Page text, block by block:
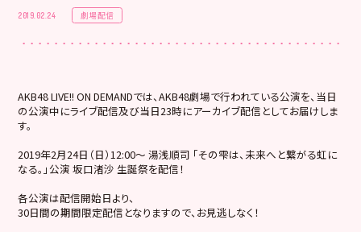
2019.02.24 劇場配信
AKB48 LIVE!! ON DEMANDでは、AKB48劇場で行われている公演を、当日
の公演中にライブ配信及び当日23時にアーカイブ配信としてお届けしま
す。
2019年2月24日（日）12:00～ 湯浅順司 「その雫は、未来へと繋がる虹に
なる。」公演 坂口渚沙 生誕祭を配信！
各公演は配信開始日より、
30日間の期間限定配信となりますので、お見逃しなく！